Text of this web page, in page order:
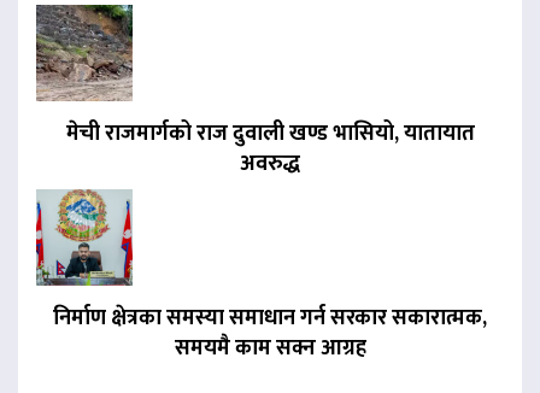
मेची राजमार्गको राज दुवाली खण्ड भासियो, यातायात
अवरुद्ध
निर्माण क्षेत्रका समस्या समाधान गर्न सरकार सकारात्मक,
समयमै काम सक्न आग्रह